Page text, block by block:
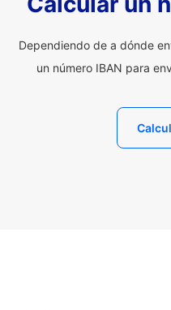
Dependiendo de a dónde
un número IBAN para